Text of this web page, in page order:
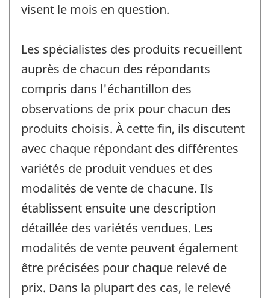
visent le mois en question.
Les spécialistes des produits recueillent
auprès de chacun des répondants
compris dans l'échantillon des
observations de prix pour chacun des
produits choisis. À cette fin, ils discutent
avec chaque répondant des différentes
variétés de produit vendues et des
modalités de vente de chacune. Ils
établissent ensuite une description
détaillée des variétés vendues. Les
modalités de vente peuvent également
être précisées pour chaque relevé de
prix. Dans la plupart des cas, le relevé